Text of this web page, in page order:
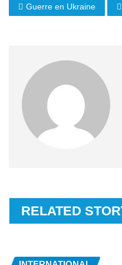
Guerre en Ukraine
RELATED